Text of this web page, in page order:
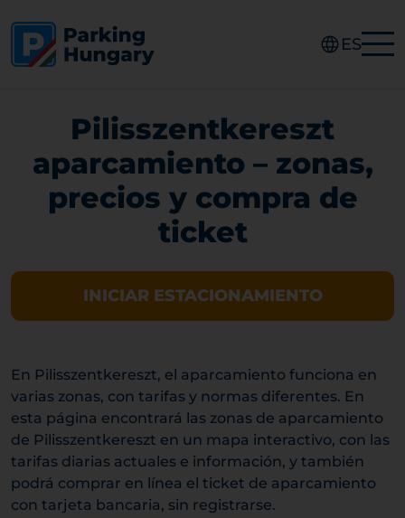
ES
Pilisszentkereszt
aparcamiento – zonas,
precios y compra de
ticket
INICIAR ESTACIONAMIENTO
En Pilisszentkereszt, el aparcamiento funciona en
varias zonas, con tarifas y normas diferentes. En
esta página encontrará las zonas de aparcamiento
de Pilisszentkereszt en un mapa interactivo, con las
tarifas diarias actuales e información, y también
podrá comprar en línea el ticket de aparcamiento
con tarjeta bancaria, sin registrarse.